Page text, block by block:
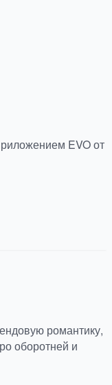
EVO от
романтику,
оборотней и